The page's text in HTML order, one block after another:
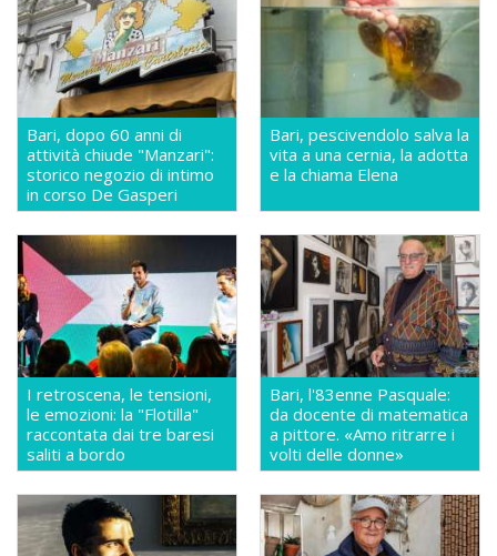
Bari, dopo 60 anni di
attività chiude "Manzari":
storico negozio di intimo
in corso De Gasperi
Bari, pescivendolo salva la
vita a una cernia, la adotta
e la chiama Elena
I retroscena, le tensioni,
le emozioni: la "Flotilla"
raccontata dai tre baresi
saliti a bordo
Bari, l'83enne Pasquale:
da docente di matematica
a pittore. «Amo ritrarre i
volti delle donne»